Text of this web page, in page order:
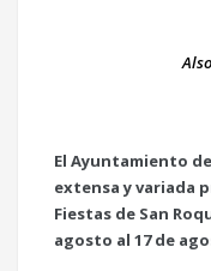
El Ayuntamiento
extensa y variada
Fiestas de San
agosto al 17 de